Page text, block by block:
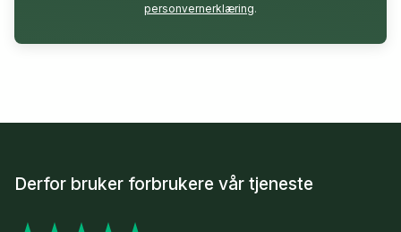
personvernerklæring.
Derfor bruker forbrukere vår tjeneste